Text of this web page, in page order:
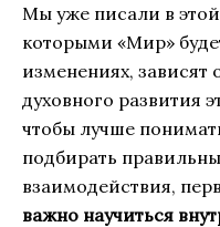
Мы уже писали в этой
которыми «Мир»
изменениях, зависят
духовного развития
чтобы лучше
подбирать
взаимодействия,
важно научиться